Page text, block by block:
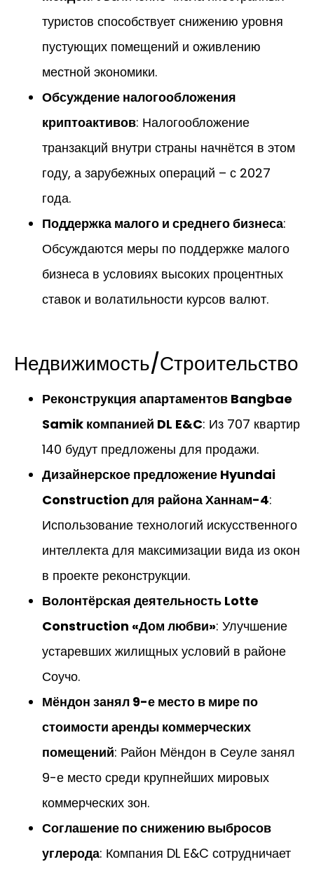
туристов способствует снижению уровня
пустующих помещений и оживлению
местной экономики.
Обсуждение налогообложения
криптоактивов: Налогообложение
транзакций внутри страны начнётся в этом
году, а зарубежных операций – с 2027
года.
Поддержка малого и среднего бизнеса:
Обсуждаются меры по поддержке малого
бизнеса в условиях высоких процентных
ставок и волатильности курсов валют.
Недвижимость/Строительство
Реконструкция апартаментов Bangbae
Samik компанией DL E&C: Из 707 квартир
140 будут предложены для продажи.
Дизайнерское предложение Hyundai
Construction для района Ханнам-4:
Использование технологий искусственного
интеллекта для максимизации вида из окон
в проекте реконструкции.
Волонтёрская деятельность Lotte
Construction «Дом любви»: Улучшение
устаревших жилищных условий в районе
Соучо.
Мёндон занял 9-е место в мире по
стоимости аренды коммерческих
помещений: Район Мёндон в Сеуле занял
9-е место среди крупнейших мировых
коммерческих зон.
Соглашение по снижению выбросов
углерода: Компания DL E&C сотрудничает